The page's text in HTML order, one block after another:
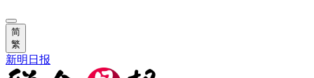
简
繁
新明日报